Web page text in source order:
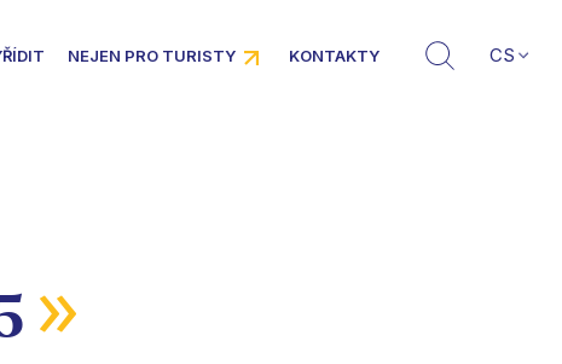
NEJEN PRO TURISTY KONTAKTY CS
»